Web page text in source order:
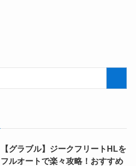
【グラブル】ジークフリートHLを
フルオートで楽々攻略！おすすめ